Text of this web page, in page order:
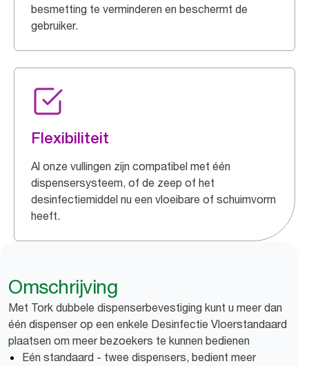
besmetting te verminderen en beschermt de
gebruiker.
Flexibiliteit
Al onze vullingen zijn compatibel met één
dispensersysteem, of de zeep of het
desinfectiemiddel nu een vloeibare of schuimvorm
heeft.
Omschrijving
Met Tork dubbele dispenserbevestiging kunt u meer dan
één dispenser op een enkele Desinfectie Vloerstandaard
plaatsen om meer bezoekers te kunnen bedienen
Eén standaard - twee dispensers, bedient meer